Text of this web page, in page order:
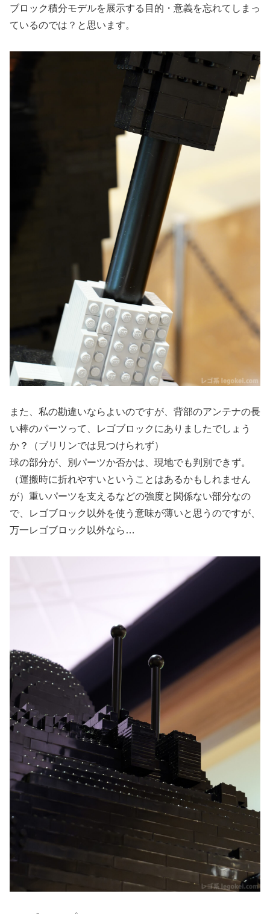
ブロック積分モデルを展示する目的・意義を忘れてしまっ
ているのでは？と思います。
また、私の勘違いならよいのですが、背部のアンテナの長
い棒のパーツって、レゴブロックにありましたでしょう
か？（ブリリンでは見つけられず）
球の部分が、別パーツか否かは、現地でも判別できず。
（運搬時に折れやすいということはあるかもしれません
が）重いパーツを支えるなどの強度と関係ない部分なの
で、レゴブロック以外を使う意味が薄いと思うのですが、
万一レゴブロック以外なら…